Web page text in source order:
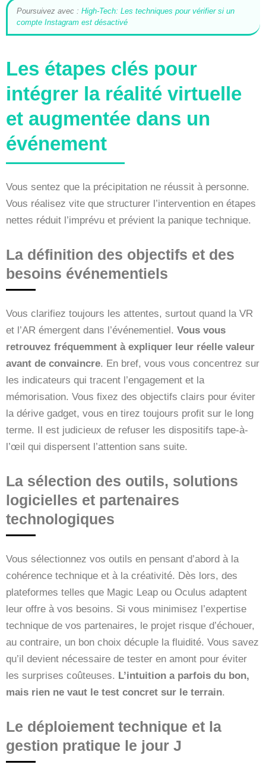
Poursuivez avec : High-Tech: Les techniques pour vérifier si un
compte Instagram est désactivé
Les étapes clés pour
intégrer la réalité virtuelle
et augmentée dans un
événement
Vous sentez que la précipitation ne réussit à personne.
Vous réalisez vite que structurer l’intervention en étapes
nettes réduit l’imprévu et prévient la panique technique.
La définition des objectifs et des
besoins événementiels
Vous clarifiez toujours les attentes, surtout quand la VR
et l’AR émergent dans l’événementiel. Vous vous
retrouvez fréquemment à expliquer leur réelle valeur
avant de convaincre. En bref, vous vous concentrez sur
les indicateurs qui tracent l’engagement et la
mémorisation. Vous fixez des objectifs clairs pour éviter
la dérive gadget, vous en tirez toujours profit sur le long
terme. Il est judicieux de refuser les dispositifs tape-à-
l’œil qui dispersent l’attention sans suite.
La sélection des outils, solutions
logicielles et partenaires
technologiques
Vous sélectionnez vos outils en pensant d’abord à la
cohérence technique et à la créativité. Dès lors, des
plateformes telles que Magic Leap ou Oculus adaptent
leur offre à vos besoins. Si vous minimisez l’expertise
technique de vos partenaires, le projet risque d’échouer,
au contraire, un bon choix décuple la fluidité. Vous savez
qu’il devient nécessaire de tester en amont pour éviter
les surprises coûteuses. L’intuition a parfois du bon,
mais rien ne vaut le test concret sur le terrain.
Le déploiement technique et la
gestion pratique le jour J